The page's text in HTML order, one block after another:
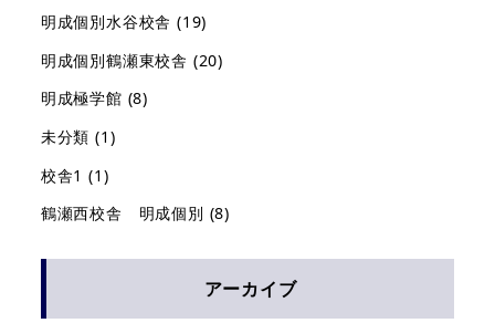
明成個別水谷校舎 (19)
明成個別鶴瀬東校舎 (20)
明成極学館 (8)
未分類 (1)
校舎1 (1)
鶴瀬西校舎 明成個別 (8)
アーカイブ